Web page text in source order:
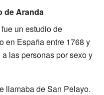
de Aranda
fue un estudio de
en España entre 1768 y
las personas por sexo y
llamaba de San Pelayo.